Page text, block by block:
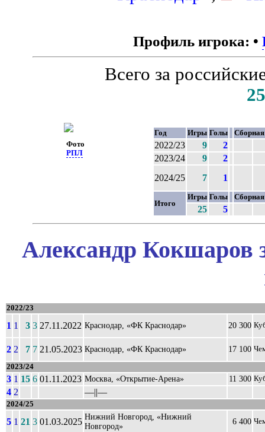
Профиль игрока: •
Фото
РПЛ
Всего за
25
Год Игры Голы Сборная
2022/23 9
2
2023/24
9
2
2024/25
7 1
Итого
Игры Голы Сборная
25 5
Александр Кокшаров
2022/23
1 1 3 3 27.11.2022 Краснодар, «ФК Краснодар» 20 300
2 2 7 7 21.05.2023 Краснодар, «ФК Краснодар» 17 100
2023/24
3 1 15 6 01.11.2023 Москва, «Открытие-Арена» 11 300
4 2 ––||––
2024/25
5 1 21 3 01.03.2025 Нижний Новгород, «Нижний
Новгород»
6 400